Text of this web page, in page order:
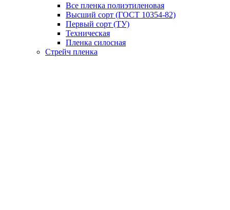
Все пленка полиэтиленовая
Высший сорт (ГОСТ 10354-82)
Первый сорт (ТУ)
Техническая
Пленка силосная
Стрейч пленка